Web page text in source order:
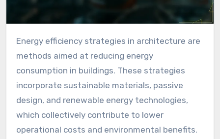
Energy efficiency strategies in architecture are
methods aimed at reducing energy
consumption in buildings. These strategies
incorporate sustainable materials, passive
design, and renewable energy technologies,
which collectively contribute to lower
operational costs and environmental benefits.